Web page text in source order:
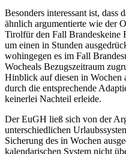
Besonders interessant ist, dass
ähnlich argumentierte wie der
Tirolfür den Fall Brandeskeine
um einen in Stunden
wohingegen es im Fall Brandes
Wocheals Bezugszeitraum
Hinblick auf diesen in Wochen
durch die entsprechende
keinerlei Nachteil erleide.
Der EuGH ließ sich von der
unterschiedlichen
Sicherung des in Wochen
kalendarischen System nicht